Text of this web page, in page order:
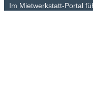
21. Juli 2026